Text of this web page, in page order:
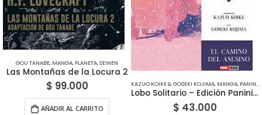
GOU TANABE, MANGA, PLANETA,SEINEN
Las Montañas de la Locura 2
$ 99.000
AÑADIR AL CARRITO
KAZUO KOIKE & GOSEKI KOJIMA, MANGA, PANINI ,
Lobo Solitario – Edición Panini México
$ 43.000